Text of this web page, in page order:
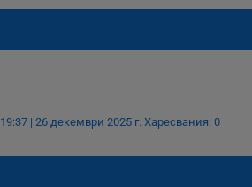
19:37 | 26 декември 2025 г. Харесвания: 0